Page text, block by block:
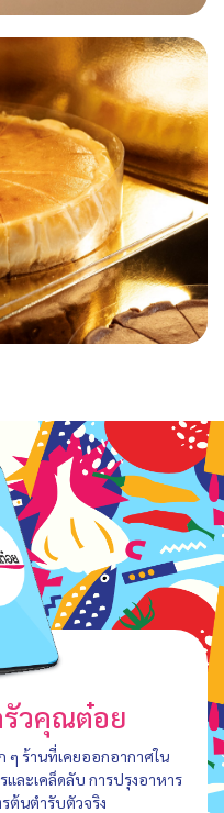
วคุณต๋อย
ๆ ร้านที่เคยออกอากาศใน
ละเคล็ดลับ การปรุงอาหาร
รต้นตำรับตัวจริง